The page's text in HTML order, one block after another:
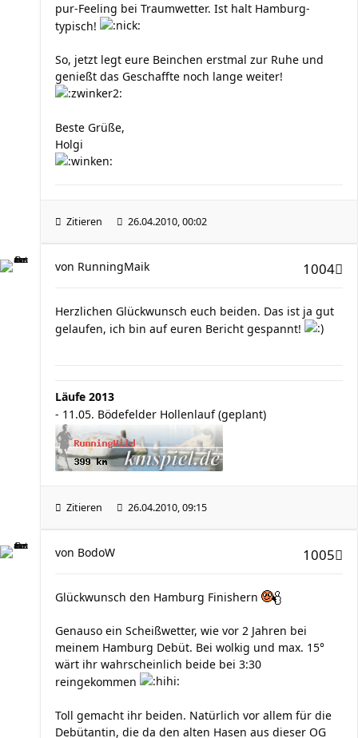
pur-Feeling bei Traumwetter. Ist halt Hamburg-
typisch!
So, jetzt legt eure Beinchen erstmal zur Ruhe und
genießt das Geschaffte noch lange weiter!
Beste Grüße,
Holgi
Zitieren 26.04.2010, 00:02
1004
von RunningMaik
Herzlichen Glückwunsch euch beiden. Das ist ja gut
gelaufen, ich bin auf euren Bericht gespannt!
Läufe 2013
- 11.05. Bödefelder Hollenlauf (geplant)
Zitieren 26.04.2010, 09:15
1005
von BodoW
Glückwunsch den Hamburg Finishern
Genauso ein Scheißwetter, wie vor 2 Jahren bei
meinem Hamburg Debüt. Bei wolkig und max. 15°
wärt ihr wahrscheinlich beide bei 3:30
reingekommen
Toll gemacht ihr beiden. Natürlich vor allem für die
Debütantin, die da den alten Hasen aus dieser OG